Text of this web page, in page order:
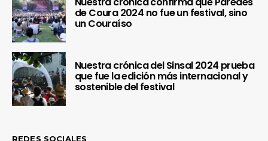
de Coura 2024 no fue un festival, sino
un Couraíso
Nuestra crónica del Sinsal 2024 prueba
que fue la edición más internacional y
sostenible del festival
REDES SOCIALES